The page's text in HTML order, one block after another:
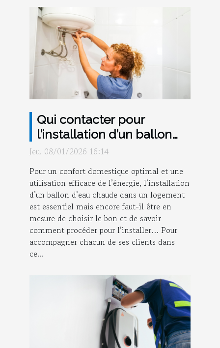
Qui contacter pour
l’installation d’un ballon
d’eau chaude à Strasbourg
Jeu. 08/01/2026 16:14
Pour un confort domestique optimal et une
utilisation efficace de l’énergie, l’installation
d’un ballon d’eau chaude dans un logement
est essentiel mais encore faut-il être en
mesure de choisir le bon et de savoir
comment procéder pour l’installer… Pour
accompagner chacun de ses clients dans
ce...